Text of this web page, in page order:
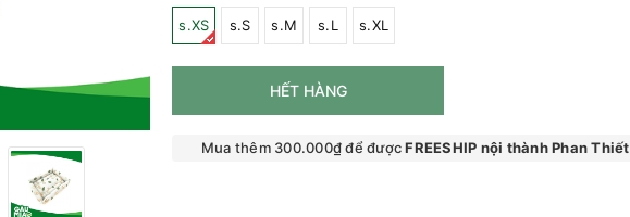
s.XS s.S s.M s.L s.XL
HẾT HÀNG
Mua thêm 300.000₫ để đượcFREESHIP nội thành Phan Thiết